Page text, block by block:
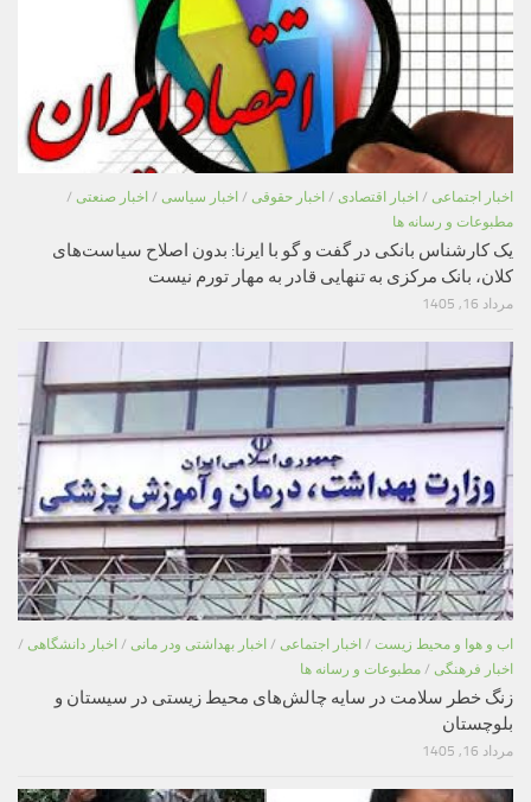
اخبار اجتماعی / اخبار اقتصادی / اخبار حقوقی / اخبار سیاسی / اخبار صنعتی /
مطبوعات و رسانه ها
یک کارشناس بانکی در گفت و گو با ایرنا: بدون اصلاح سیاست‌های
کلان، بانک مرکزی به تنهایی قادر به مهار تورم نیست
مرداد 16, 1405
اب و هوا و محیط زیست / اخبار اجتماعی / اخبار بهداشتی ودر مانی / اخبار دانشگاهی /
اخبار فرهنگی / مطبوعات و رسانه ها
زنگ خطر سلامت در سایه چالش‌های محیط زیستی در سیستان و
بلوچستان
مرداد 16, 1405